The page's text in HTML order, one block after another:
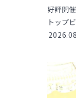
好評開
トップ